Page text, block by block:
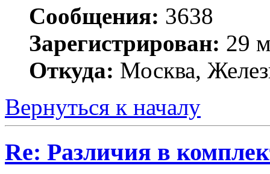
Сообщения: 3638
Зарегистрирован: 29
Откуда: Москва,
Вернуться к началу
Re: Различия в